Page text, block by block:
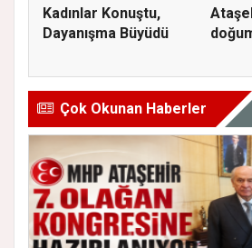
Kadınlar Konuştu,
Dayanışma Büyüdü
Çok Okunan Haberler